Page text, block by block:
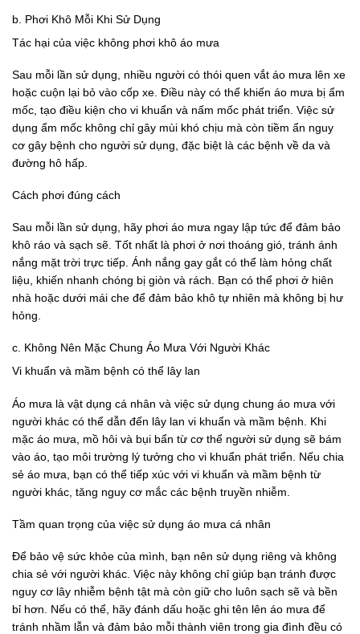
b. Phơi Khô Mỗi Khi Sử Dụng
Tác hại của việc không phơi khô áo mưa
Sau mỗi lần sử dụng, nhiều người có thói quen vắt áo mưa lên xe
hoặc cuộn lại bỏ vào cốp xe. Điều này có thể khiến áo mưa bị ẩm
mốc, tạo điều kiện cho vi khuẩn và nấm mốc phát triển. Việc sử
dụng ẩm mốc không chỉ gây mùi khó chịu mà còn tiềm ẩn nguy
cơ gây bệnh cho người sử dụng, đặc biệt là các bệnh về da và
đường hô hấp.
Cách phơi đúng cách
Sau mỗi lần sử dụng, hãy phơi áo mưa ngay lập tức để đảm bảo
khô ráo và sạch sẽ. Tốt nhất là phơi ở nơi thoáng gió, tránh ánh
nắng mặt trời trực tiếp. Ánh nắng gay gắt có thể làm hỏng chất
liệu, khiến nhanh chóng bị giòn và rách. Bạn có thể phơi ở hiên
nhà hoặc dưới mái che để đảm bảo khô tự nhiên mà không bị hư
hỏng.
c. Không Nên Mặc Chung Áo Mưa Với Người Khác
Vi khuẩn và mầm bệnh có thể lây lan
Áo mưa là vật dụng cá nhân và việc sử dụng chung áo mưa với
người khác có thể dẫn đến lây lan vi khuẩn và mầm bệnh. Khi
mặc áo mưa, mồ hôi và bụi bẩn từ cơ thể người sử dụng sẽ bám
vào áo, tạo môi trường lý tưởng cho vi khuẩn phát triển. Nếu chia
sẻ áo mưa, bạn có thể tiếp xúc với vi khuẩn và mầm bệnh từ
người khác, tăng nguy cơ mắc các bệnh truyền nhiễm.
Tầm quan trọng của việc sử dụng áo mưa cá nhân
Để bảo vệ sức khỏe của mình, bạn nên sử dụng riêng và không
chia sẻ với người khác. Việc này không chỉ giúp bạn tránh được
nguy cơ lây nhiễm bệnh tật mà còn giữ cho luôn sạch sẽ và bền
bỉ hơn. Nếu có thể, hãy đánh dấu hoặc ghi tên lên áo mưa để
tránh nhầm lẫn và đảm bảo mỗi thành viên trong gia đình đều có